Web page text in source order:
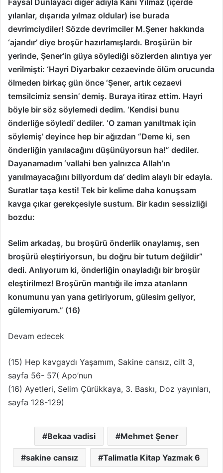
yılanlar, dışarıda yılmaz oldular) ise burada
devrimciydiler! Sözde devrimciler M.Şener hakkında
‘ajandır’ diye broşür hazırlamışlardı. Broşürün bir
yerinde, Şener’in güya söylediği sözlerden alıntıya yer
verilmişti: ‘Hayri Diyarbakır cezaevinde ölüm orucunda
ölmeden birkaç gün önce ‘Şener, artık cezaevi
temsilcimiz sensin’ demiş. Buraya itiraz ettim. Hayri
böyle bir söz söylemedi dedim. ‘Kendisi bunu
önderliğe söyledi’ dediler. ‘O zaman yanıltmak için
söylemiş’ deyince hep bir ağızdan “Deme ki, sen
önderliğin yanılacağını düşünüyorsun ha!” dediler.
Dayanamadım ‘vallahi ben yalnızca Allah’ın
yanılmayacağını biliyordum da’ dedim alaylı bir edayla.
Suratlar taşa kesti! Tek bir kelime daha konuşsam
kavga çıkar gerekçesiyle sustum. Bir kadın sessizliği
bozdu:
Selim arkadaş, bu broşürü önderlik onaylamış, sen
broşürü eleştiriyorsun, bu doğru bir tutum değildir”
dedi. Anlıyorum ki, önderliğin onayladığı bir broşür
eleştirilmez! Broşürün mantığı ile imza atanların
konumunu yan yana getiriyorum, gülesim geliyor,
gülemiyorum.” (16)
Devam edecek
(15) Hep kavgaydı Yaşamım, Sakine cansız, cilt 3,
sayfa 56- 57( Apo’nun
(16) Ayetleri, Selim Çürükkaya, 3. Baskı, Doz yayınları,
sayfa 128-129)
Bekaa vadisi Mehmet Şener
sakine cansız Talimatla Kitap Yazmak 6